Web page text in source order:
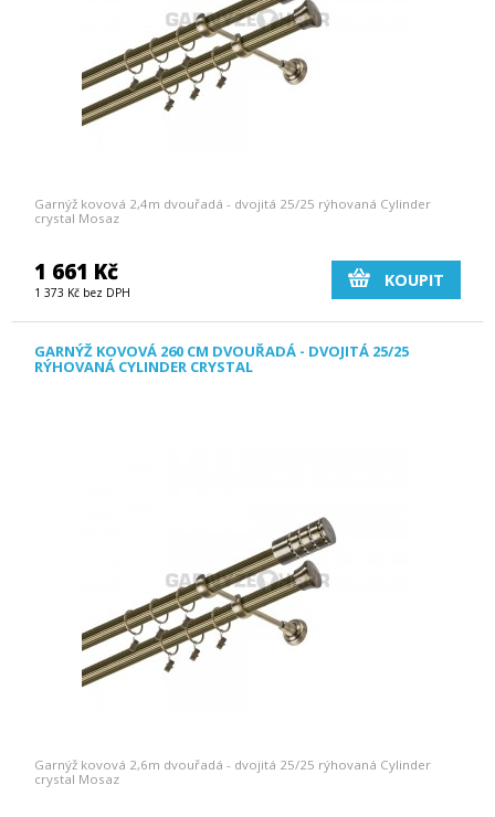
Garnýž kovová 2,4m dvouřadá - dvojitá 25/25 rýhovaná Cylinder
crystal Mosaz
1 661 Kč
1 373 Kč bez DPH
KOUPIT
GARNÝŽ KOVOVÁ 260 CM DVOUŘADÁ - DVOJITÁ 25/25
RÝHOVANÁ CYLINDER CRYSTAL
Garnýž kovová 2,6m dvouřadá - dvojitá 25/25 rýhovaná Cylinder
crystal Mosaz